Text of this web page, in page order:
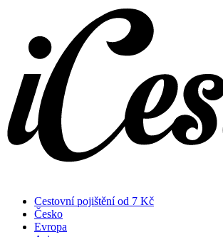
Cestovní pojištění od 7 Kč
Česko
Evropa